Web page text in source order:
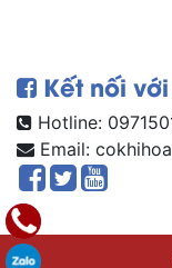
Kết nối
Hotline:
Email: